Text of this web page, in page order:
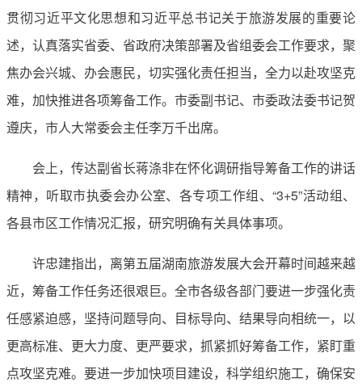
贯彻习近平文化思想和习近平总书记关于旅游发展的重要论
述，认真落实省委、省政府决策部署及省组委会工作要求，聚
焦办会兴城、办会惠民，切实强化责任担当，全力以赴攻坚克
难，加快推进各项筹备工作。市委副书记、市委政法委书记贺
遵庆，市人大常委会主任李万千出席。
会上，传达副省长蒋涤非在怀化调研指导筹备工作的讲话
精神，听取市执委会办公室、各专项工作组、“3+5”活动组、
各县市区工作情况汇报，研究明确有关具体事项。
许忠建指出，离第五届湖南旅游发展大会开幕时间越来越
近，筹备工作任务还很艰巨。全市各级各部门要进一步强化责
任感紧迫感，坚持问题导向、目标导向、结果导向相统一，以
更高标准、更大力度、更严要求，抓紧抓好筹备工作，紧盯重
点攻坚克难。要进一步加快项目建设，科学组织施工，确保安